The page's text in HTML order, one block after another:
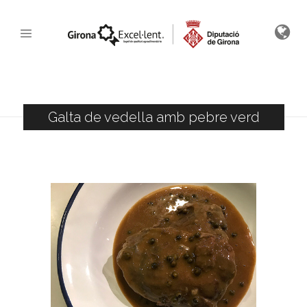
Galta de vedella amb pebre verd